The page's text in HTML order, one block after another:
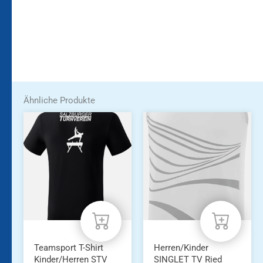
Ähnliche Produkte
Dieses
Produkt
weist
mehrere
Varianten
Optionen
Produktseite
gewählt
Teamsport T-Shirt
Kinder/Herren STV
Produkt
weist
mehrere
Varianten
auf.
Die
Optionen
können
auf
Produktseite
gewählt
Herren/Kinder
SINGLET TV Ried